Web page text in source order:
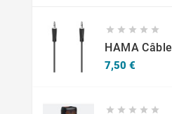
    
7,50 €
    